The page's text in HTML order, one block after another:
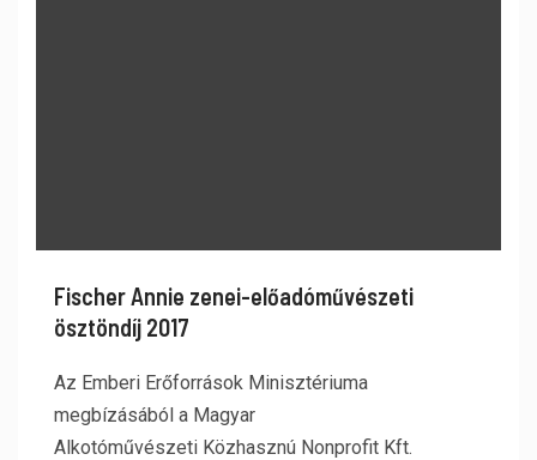
Fischer Annie zenei-előadóművészeti
ösztöndíj 2017
Az Emberi Erőforrások Minisztériuma
megbízásából a Magyar
Alkotóművészeti Közhasznú Nonprofit Kft.